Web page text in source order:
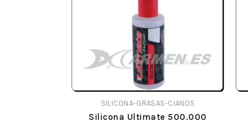
SILICONA-GRASAS-CIANOS
Silicona Ultimate 500.000